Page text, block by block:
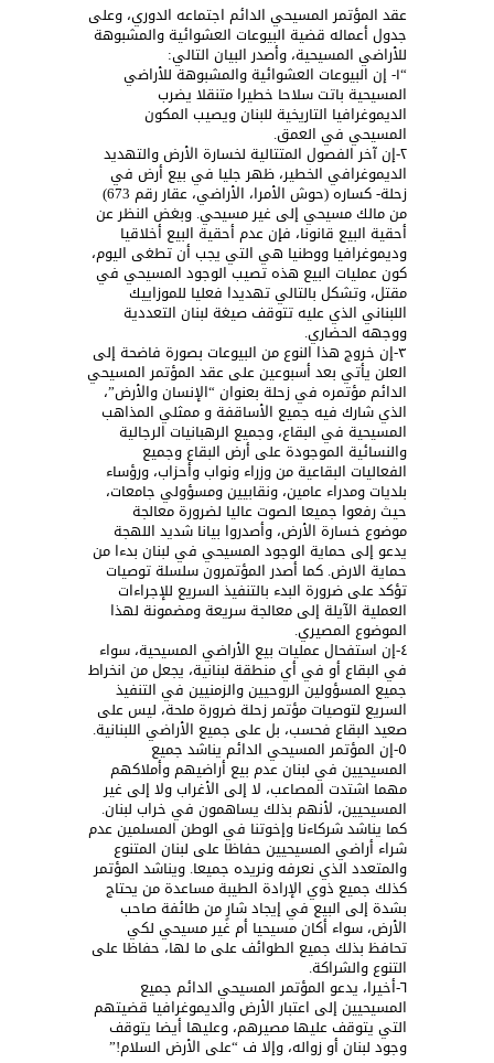
عقد المؤتمر المسيحي الدائم اجتماعه الدوري، وعلى
جدول أعماله قضية البيوعات العشوائية والمشبوهة
للأراضي المسيحية، وأصدر البيان التالي:
“١- إن البيوعات العشوائية والمشبوهة للأراضي
المسيحية باتت سلاحا خطيرا متنقلا يضرب
الديموغرافيا التاريخية للبنان ويصيب المكون
المسيحي في العمق.
٢-إن آخر الفصول المتتالية لخسارة الأرض والتهديد
الديموغرافي الخطير، ظهر جليا في بيع أرض في
زحلة- كساره (حوش الأمرا، الأراضي، عقار رقم 673)
من مالك مسيحي إلى غير مسيحي. وبغض النظر عن
أحقية البيع قانونا، فإن عدم أحقية البيع أخلاقيا
وديموغرافيا ووطنيا هي التي يجب أن تطغى اليوم،
كون عمليات البيع هذه تصيب الوجود المسيحي في
مقتل، وتشكل بالتالي تهديدا فعليا للموزاييك
اللبناني الذي عليه تتوقف صيغة لبنان التعددية
ووجهه الحضاري.
٣-إن خروج هذا النوع من البيوعات بصورة فاضحة إلى
العلن يأتي بعد أسبوعين على عقد المؤتمر المسيحي
الدائم مؤتمره في زحلة بعنوان “الإنسان والأرض”،
الذي شارك فيه جميع الأساقفة و ممثلي المذاهب
المسيحية في البقاع، وجميع الرهبانيات الرجالية
والنسائية الموجودة على أرض البقاع وجميع
الفعاليات البقاعية من وزراء ونواب وأحزاب، ورؤساء
بلديات ومدراء عامين، ونقابيين ومسؤولي جامعات،
حيث رفعوا جميعا الصوت عاليا لضرورة معالجة
موضوع خسارة الأرض، وأصدروا بيانا شديد اللهجة
يدعو إلى حماية الوجود المسيحي في لبنان بدءا من
حماية الارض. كما أصدر المؤتمرون سلسلة توصيات
تؤكد على ضرورة البدء بالتنفيذ السريع للإجراءات
العملية الآيلة إلى معالجة سريعة ومضمونة لهذا
الموضوع المصيري.
٤-إن استفحال عمليات بيع الأراضي المسيحية، سواء
في البقاع أو في أي منطقة لبنانية، يجعل من انخراط
جميع المسؤولين الروحيين والزمنيين في التنفيذ
السريع لتوصيات مؤتمر زحلة ضرورة ملحة، ليس على
صعيد البقاع فحسب، بل على جميع الأراضي اللبنانية.
٥-إن المؤتمر المسيحي الدائم يناشد جميع
المسيحيين في لبنان عدم بيع أراضيهم وأملاكهم
مهما اشتدت المصاعب، لا إلى الأغراب ولا إلى غير
المسيحيين، لأنهم بذلك يساهمون في خراب لبنان.
كما يناشد شركاءنا وإخوتنا في الوطن المسلمين عدم
شراء أراضي المسيحيين حفاظا على لبنان المتنوع
والمتعدد الذي نعرفه ونريده جميعا. ويناشد المؤتمر
كذلك جميع ذوي الإرادة الطيبة مساعدة من يحتاج
بشدة إلى البيع في إيجاد شارٍ من طائفة صاحب
الأرض، سواء أكان مسيحيا أم غير مسيحي لكي
تحافظ بذلك جميع الطوائف على ما لها، حفاظا على
التنوع والشراكة.
٦-أخيرا، يدعو المؤتمر المسيحي الدائم جميع
المسيحيين إلى اعتبار الأرض والديموغرافيا قضيتهم
التي يتوقف عليها مصيرهم، وعليها أيضا يتوقف
وجود لبنان أو زواله، وإلا ف “على الأرض السلام!”